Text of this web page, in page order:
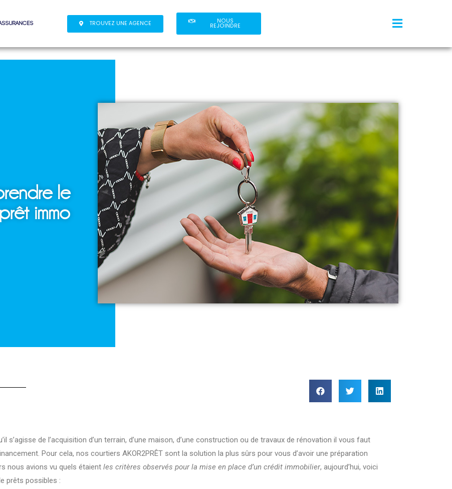
TROUVEZ UNE AGENCE NOUS
REJOINDRE
le
prêt immo
s’agisse de l’acquisition d’un terrain, d’une maison, d’une construction ou de travaux de rénovation il vous faut
Pour cela, nos courtiers AKOR2PRÊT sont la solution la plus sûrs pour vous d’avoir une préparation
nous avions vu quels étaient les critères observés pour la mise en place d’un crédit immobilier, aujourd’hui, voici
prêts possibles :